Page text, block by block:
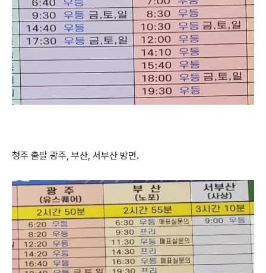
청주 출발 광주, 부산, 서부산 방면.